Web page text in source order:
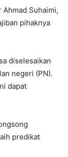
Ahmad Suhaimi,
pihaknya
diselesaikan
negeri (PN).
dapat
predikat